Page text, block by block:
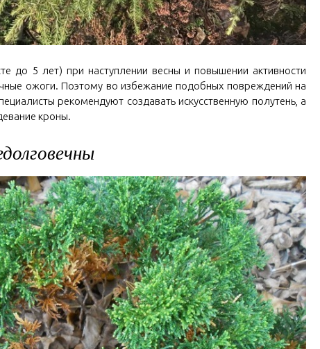
до 5 лет) при наступлении весны и повышении активности
ожоги. Поэтому во избежание подобных повреждений на
рекомендуют создавать искусственную полутень, а
кроны.